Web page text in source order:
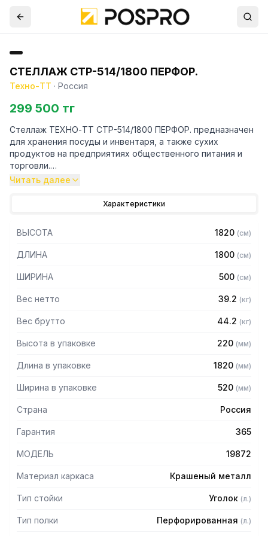
СТЕЛЛАЖ СТР-514/1800 ПЕРФОР.
Техно-ТТ · Россия
299 500 тг
Стеллаж ТЕХНО-ТТ СТР-514/1800 ПЕРФОР. предназначен
для хранения посуды и инвентаря, а также сухих
продуктов на предприятиях общественного питания и
торговли.
порошковой краской серого цвета
— Четыре перфорированные полки из нержавеющей
стали марки AISI 430 толщиной 0,8 мм
— Расстояние между полками регулируемое с шагом 50
— Регулируемые опоры
Читать далее
Характеристики
ВЫСОТА 1820 (см)
ДЛИНА 1800 (см)
ШИРИНА 500 (см)
Вес нетто 39.2 (кг)
Вес брутто 44.2 (кг)
Высота в упаковке 220 (мм)
Длина в упаковке 1820 (мм)
Ширина в упаковке 520 (мм)
Страна Россия
Гарантия 365
МОДЕЛЬ 19872
Материал каркаса Крашеный металл
Тип стойки Уголок (л.)
Тип полки Перфорированная (л.)